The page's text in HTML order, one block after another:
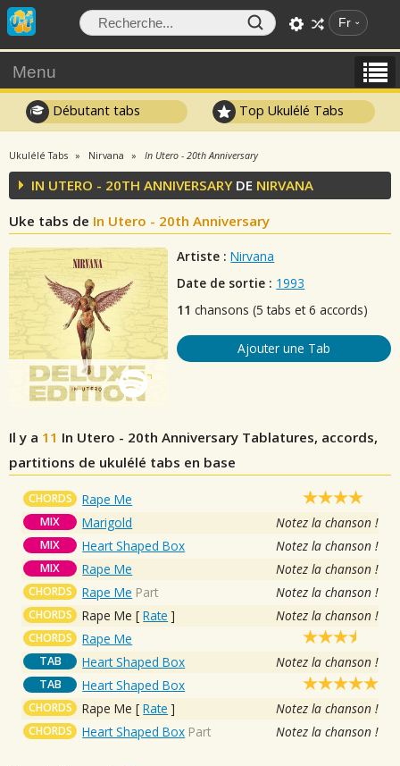
Fr
Menu
Débutant tabs Top Ukulélé Tabs
Ukulélé Tabs Nirvana In Utero - 20th Anniversary
IN UTERO - 20TH ANNIVERSARYDE NIRVANA
Uke tabs de In Utero - 20th Anniversary
Artiste : Nirvana
Date de sortie : 1993
11 chansons (5 tabs et 6 accords)
Ajouter une Tab
Il y a 11 In Utero - 20th Anniversary Tablatures, accords,
partitions de ukulélé tabs en base
CHORDS Rape Me
MIX Marigold Notez la chanson !
MIX Heart Shaped Box Notez la chanson !
MIX Rape Me Notez la chanson !
CHORDS Rape Me Part Notez la chanson !
CHORDS Rape Me [Rate ] Notez la chanson !
CHORDS Rape Me
TAB Heart Shaped Box Notez la chanson !
TAB Heart Shaped Box
CHORDS Rape Me [Rate ] Notez la chanson !
CHORDS Heart Shaped Box Part Notez la chanson !